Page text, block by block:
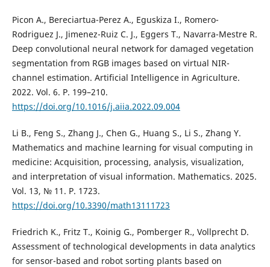
Picon A., Bereciartua-Perez A., Eguskiza I., Romero-
Rodriguez J., Jimenez-Ruiz C. J., Eggers T., Navarra-Mestre R.
Deep convolutional neural network for damaged vegetation
segmentation from RGB images based on virtual NIR-
channel estimation. Artificial Intelligence in Agriculture.
2022. Vol. 6. P. 199–210.
https://doi.org/10.1016/j.aiia.2022.09.004
Li B., Feng S., Zhang J., Chen G., Huang S., Li S., Zhang Y.
Mathematics and machine learning for visual computing in
medicine: Acquisition, processing, analysis, visualization,
and interpretation of visual information. Mathematics. 2025.
Vol. 13, № 11. P. 1723.
https://doi.org/10.3390/math13111723
Friedrich K., Fritz T., Koinig G., Pomberger R., Vollprecht D.
Assessment of technological developments in data analytics
for sensor-based and robot sorting plants based on